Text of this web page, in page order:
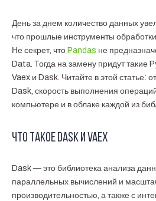
День за днем количество данных
что прошлые инструменты
Не секрет, что Pandas не
Data. Тогда на замену придут такие
Vaex и Dask. Читайте в этой статье:
Dask, скорость выполнения
компьютере и в облаке каждой из
Что такое Dask и Vaex
Dask — это библиотека анализа
параллельных вычислений и
производительностью, а также с